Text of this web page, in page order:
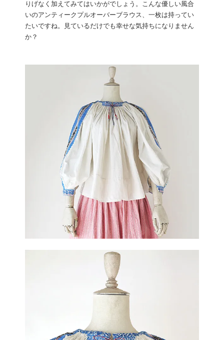
りげなく加えてみてはいかがでしょう。こんな優しい風合
いのアンティークプルオーバーブラウス、一枚は持ってい
たいですね。見ているだけでも幸せな気持ちになりません
か？